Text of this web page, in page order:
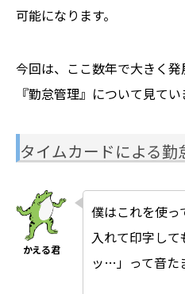
可能になります。
今回は、ここ数年で大きく
『勤怠管理』について見てい
タイムカードによる勤
僕はこれを使っ
入れて印字し
ッ…」って音た